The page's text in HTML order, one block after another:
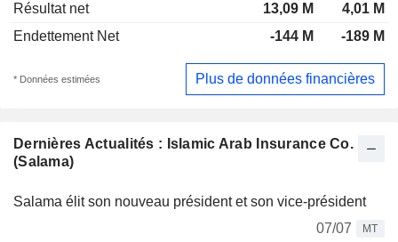
Dernières Actualités : Islamic Arab Insurance Co.
(Salama)
Salama élit son nouveau président et son vice-président
07/07
MT
Résultat net
13,09 M
4,01 M
Endettement Net
-144 M -189 M
* Données estimées Plus de données financières